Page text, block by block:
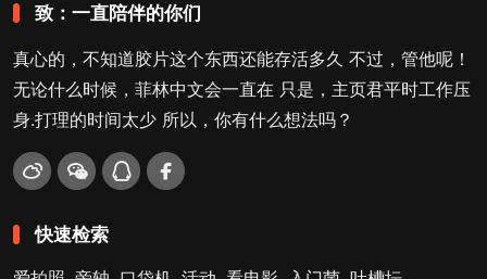
致：一直陪伴的你们
真心的，不知道胶片这个东西还能存活多久 不过，管他呢！
无论什么时候，菲林中文会一直在 只是，主页君平时工作压
身.打理的时间太少 所以，你有什么想法吗？
快速检索